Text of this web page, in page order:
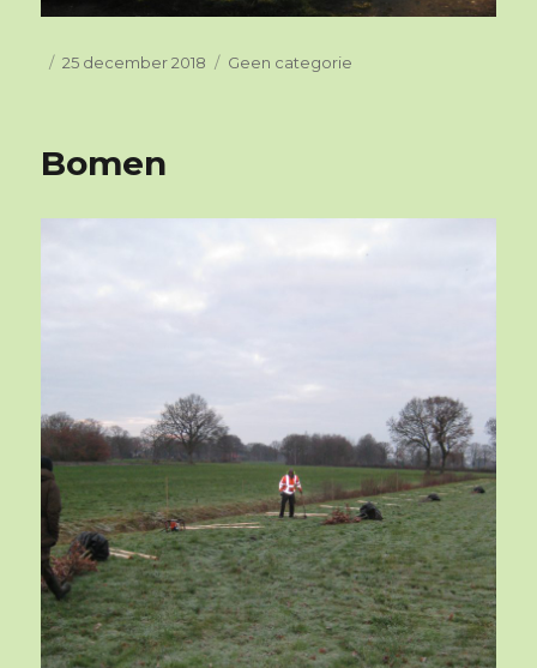
Geplaatst
25 december 2018 Categorieën
Geen categorie
Bomen